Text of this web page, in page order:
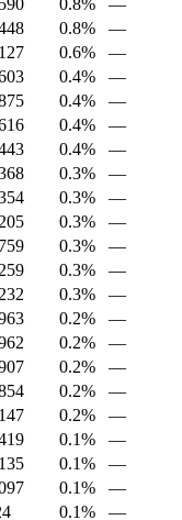
0.8%
—
0.8%
—
0.6%
—
0.4%
—
0.4%
—
0.4%
—
0.4%
—
0.3%
—
0.3%
—
0.3%
—
0.3%
—
0.3%
—
0.3%
—
0.2%
—
0.2%
—
0.2%
—
0.2%
—
0.2%
—
0.1%
—
0.1%
—
0.1%
—
0.1% —